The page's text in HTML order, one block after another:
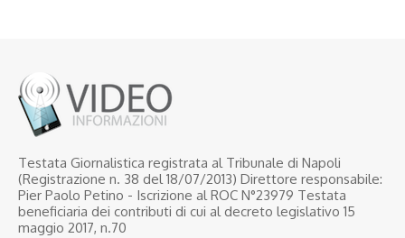
Testata Giornalistica registrata al Tribunale di Napoli
(Registrazione n. 38 del 18/07/2013) Direttore responsabile:
Pier Paolo Petino - Iscrizione al ROC N°23979 Testata
beneficiaria dei contributi di cui al decreto legislativo 15
maggio 2017, n.70